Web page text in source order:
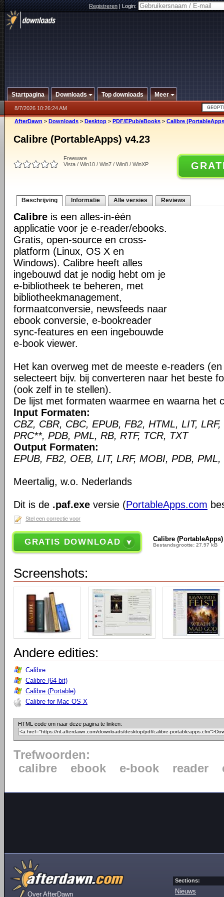
Registreren|Login:
Startpagina Downloads Top downloads Meer
8/7/2026 10:26:24 AM
AfterDawn > Downloads > Desktop > PDF/EPub/eBooks > Calibre
Calibre (PortableApps) v4.23
Freeware
Vista / Win10 / Win7 / Win8 / WinXP
Beschrijving Informatie Alle versies Reviews
Calibre is een alles-in-één
applicatie voor je e-reader/ebooks.
Gratis, open-source en cross-
platform (Linux, OS X en
Windows). Calibre heeft alles
ingebouwd dat je nodig hebt om je
e-bibliotheek te beheren, met
bibliotheekmanagement,
formaatconversie, newsfeeds naar
ebook conversie, e-bookreader
sync-features en een ingebouwde
e-book viewer.
Het kan overweg met de meeste e-readers
selecteert bijv. bij converteren naar het beste
(ook zelf in te stellen).
De lijst met formaten waarmee en waarna het
Input Formaten:
CBZ, CBR, CBC, EPUB, FB2, HTML, LIT,
PRC**, PDB, PML, RB, RTF, TCR, TXT
Output Formaten:
EPUB, FB2, OEB, LIT, LRF, MOBI, PDB,
Meertalig, w.o. Nederlands
Dit is de .paf.exe versie (PortableApps.com
Stel een correctie voor
GRATIS DOWNLOAD Calibre
Bestandsgrootte: 27.97 kB
Screenshots:
Andere edities:
Calibre
Calibre (64-bit)
Calibre (Portable)
Calibre for Mac OS X
HTML code om naar deze pagina te linken:
Trefwoorden:
calibre
ebook e-book reader
Over AfterDawn
Sections:
Nieuws